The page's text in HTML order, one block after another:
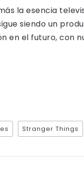
la esencia
siendo un
en el futuro, con
Stranger Things